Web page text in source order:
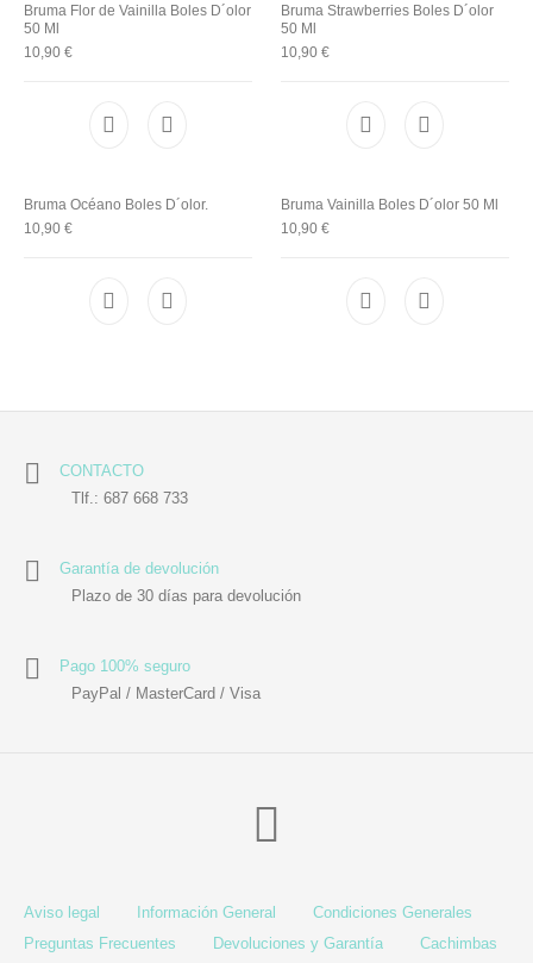
Bruma Flor de Vainilla Boles D´olor
50 Ml
10,90€
Bruma Strawberries Boles D´olor
50 Ml
10,90 €
Bruma Océano Boles D´olor.
10,90€
Bruma Vainilla Boles D´olor 50 Ml
10,90 €
CONTACTO
Tlf.: 687 668 733
Garantía de devolución
Plazo de 30 días para devolución
Pago 100% seguro
PayPal / MasterCard / Visa
Aviso legal Información General
Condiciones Generales
Preguntas Frecuentes
Devoluciones y Garantía Cachimbas